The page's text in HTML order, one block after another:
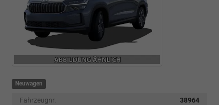
Neuwagen
Fahrzeugnr.
38964